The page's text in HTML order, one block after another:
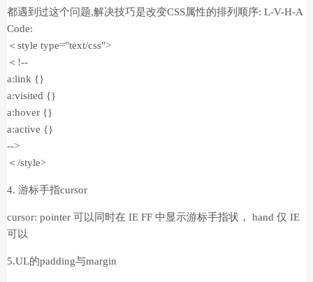
都遇到过这个问题,解决技巧是改变CSS属性的排列顺序: L-V-H-A
Code:
＜style type="text/css">
＜!--
a:link {}
a:visited {}
a:hover {}
a:active {}
-->
＜/style>
4. 游标手指cursor
cursor: pointer 可以同时在 IE FF 中显示游标手指状， hand 仅 IE
可以
5.UL的padding与margin